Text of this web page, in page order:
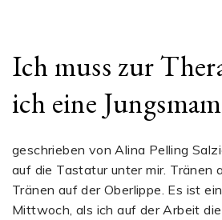
Ich muss zur
ich eine
geschrieben von Alina Pelling
auf die Tastatur unter mir. Tränen
Tränen auf der Oberlippe. Es ist
Mittwoch, als ich auf der Arbeit